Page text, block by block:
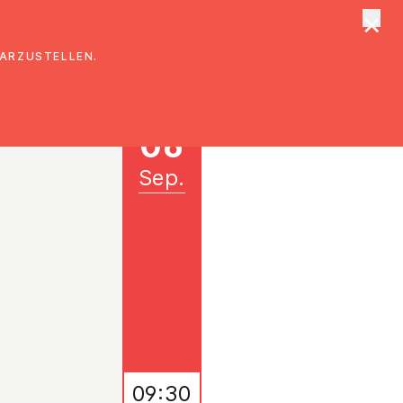
06
Sep.
09:30
×